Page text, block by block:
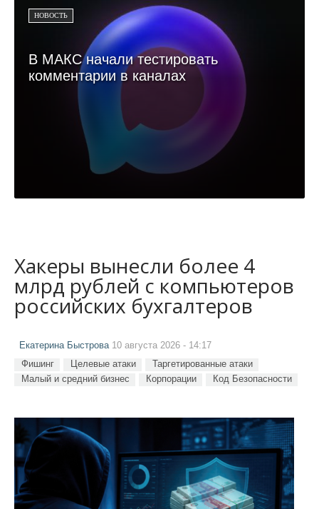
НОВОСТЬ
В МАКС начали тестировать
комментарии в каналах
Хакеры вынесли более 4
млрд рублей с компьютеров
российских бухгалтеров
Екатерина Быстрова10 августа 2026 - 14:17
Фишинг Целевые атаки
Таргетированные атаки
Малый и средний бизнес
Корпорации Код Безопасности